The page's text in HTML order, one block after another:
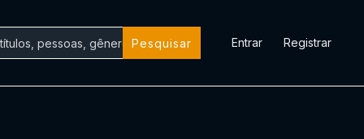
Pesquisar Entrar Registrar